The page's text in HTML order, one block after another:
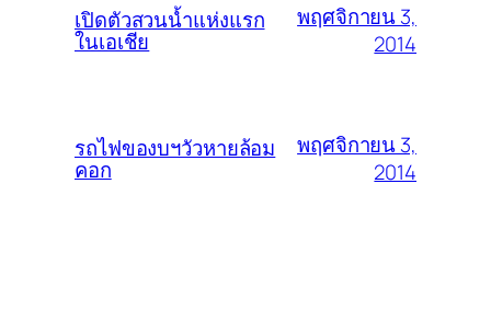
เปิดตัวสวนน้ำแห่งแรก
ในเอเชีย
พฤศจิกายน 3,
2014
รถไฟของบฯวัวหายล้อม
คอก
พฤศจิกายน 3,
2014